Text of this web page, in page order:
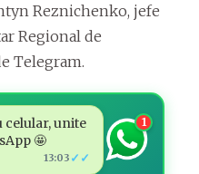
Reznichenko, jefe
Regional de
Telegram.
celular, unite
🤩
13:03 ✓✓
1